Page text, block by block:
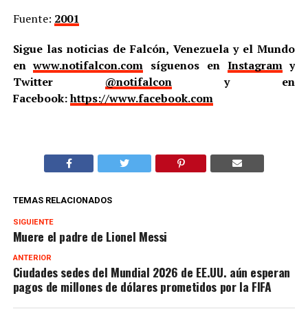
Fuente: 2001
Sigue las noticias de Falcón, Venezuela y el Mundo
enwww.notifalcon.com síguenos en Instagramy
Twitter @notifalcony en
Facebook:https://www.facebook.com
TEMAS RELACIONADOS
SIGUIENTE
Muere el padre de Lionel Messi
ANTERIOR
Ciudades sedes del Mundial 2026 de EE.UU. aún esperan
pagos de millones de dólares prometidos por la FIFA